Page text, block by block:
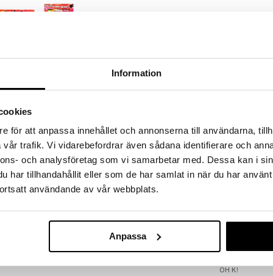
Information
för att anpassa innehållet och annonserna till användarna,
trafik. Vi vidarebefordrar även sådana identifierare och
och analysföretag som vi samarbetar med. Dessa kan i
har tillhandahållit eller som de har samlat in när du har
användande av vår webbplats.
Anpassa
jaloille. Sisältää antioksidanttipitoista
ja AHA-happoja, jotka kuorivat
taistelemaan vapaita radikaaleja vastaan.
täydellisesti silmien alle kosteuttamaan ja
Oh K!
OH K!